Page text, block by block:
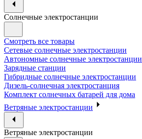
Солнечные электростанции
Смотреть все товары
Сетевые солнечные электростанции
Автономные солнечные электростанции
Зарядные станции
Гибридные солнечные электростанции
Дизель-солнечная электростанция
Комплект солнечных батарей для дома
Ветряные электростанции
Ветряные электростанции